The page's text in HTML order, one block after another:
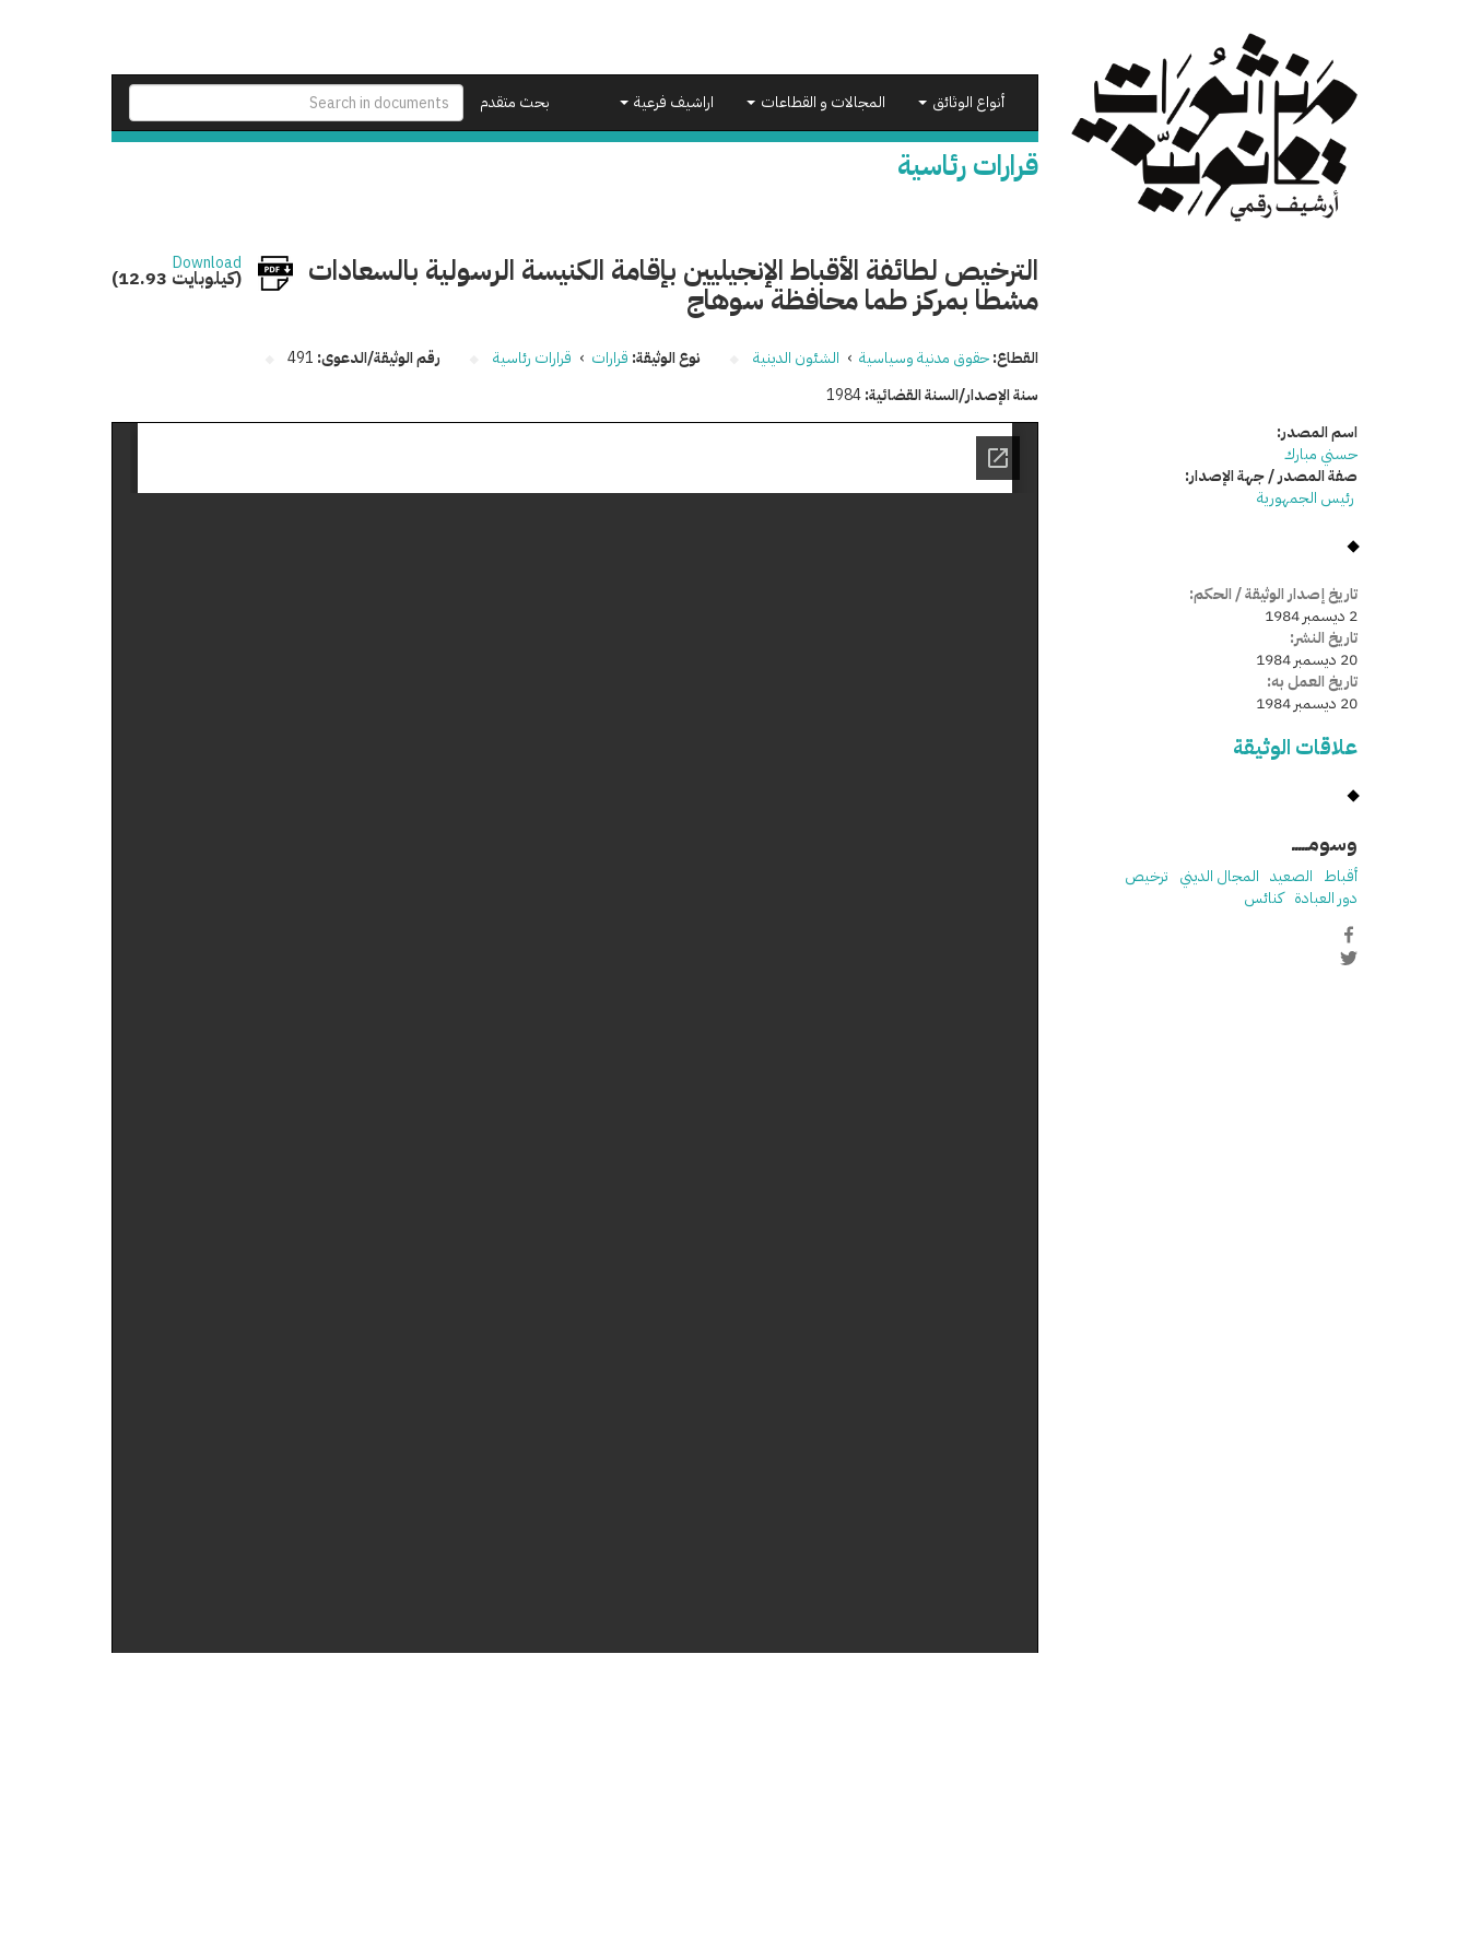
بحث متقدم
أنواع الوثائق المجالات و القطاعات اراشيف فرعية
قرارات رئاسية
الترخيص لطائفة الأقباط الإنجيليين بإقامة الكنيسة الرسولية بالسعادات
مشطا بمركز طما محافظة سوهاج
Download
(12.93 كيلوبايت)
القطاع:حقوق مدنية وسياسية › الشئون الدينية نوع الوثيقة: قرارات › قرارات رئاسية رقم الوثيقة/الدعوى: 491
سنة الإصدار/السنة القضائية:1984
اسم المصدر:
حسني مبارك
صفة المصدر / جهة الإصدار:
رئيس الجمهورية
تاريخ إصدار الوثيقة / الحكم:
2 ديسمبر 1984
تاريخ النشر:
20 ديسمبر 1984
تاريخ العمل به:
20 ديسمبر 1984
علاقات الوثيقة
وسومـــــ
أقباط الصعيد المجال الديني ترخيص
دور العبادة كنائس